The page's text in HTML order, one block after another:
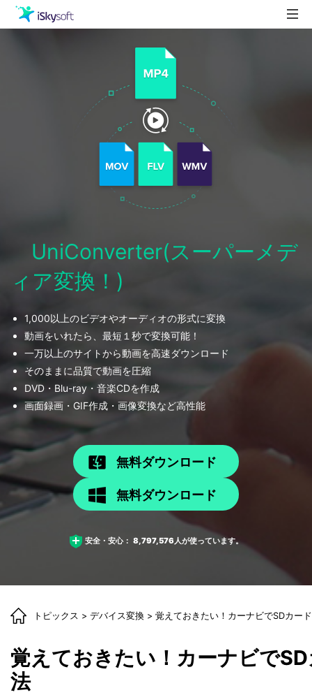
UniConverter(スーパーメデ
ィア変換！)
1,000以上のビデオやオーディオの形式に変換
動画をいれたら、最短１秒で変換可能！
一万以上のサイトから動画を高速ダウンロード
そのままに品質で動画を圧縮
DVD・Blu-ray・音楽CDを作成
画面録画・GIF作成・画像変換など高性能
無料ダウンロード
無料ダウンロード
安全・安心： 8,797,576人が使っています。
トピックス > デバイス変換 > 覚えておきたい！カーナビでSDカー
覚えておきたい！カーナビで
法